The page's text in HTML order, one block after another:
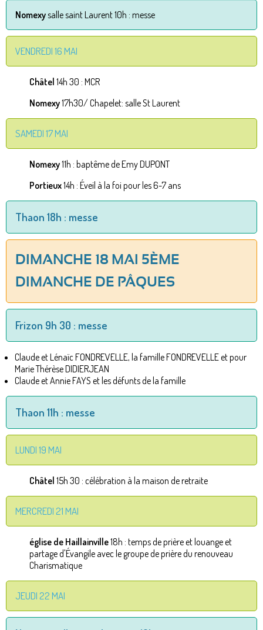
Nomexysalle saint Laurent 10h : messe
VENDREDI 16 MAI
Châtel 14h 30 : MCR
Nomexy17h30/ Chapelet: salle St Laurent
SAMEDI 17 MAI
Nomexy11h : baptême de Emy DUPONT
Portieux14h : Éveil à la foi pour les 6-7 ans
Thaon 18h : messe
DIMANCHE 18 MAI 5ÈME
DIMANCHE DE PÂQUES
Frizon 9h 30 : messe
Claude et Lénaïc FONDREVELLE, la famille FONDREVELLE et pour
Marie Thérèse DIDIERJEAN
Claude et Annie FAYS et les défunts de la famille
Thaon 11h : messe
LUNDI 19 MAI
Châtel 15h 30 : célébration à la maison de retraite
MERCREDI 21 MAI
église de Haillainville18h : temps de prière et louange et
partage d'Évangile avec le groupe de prière du renouveau
Charismatique
JEUDI 22 MAI